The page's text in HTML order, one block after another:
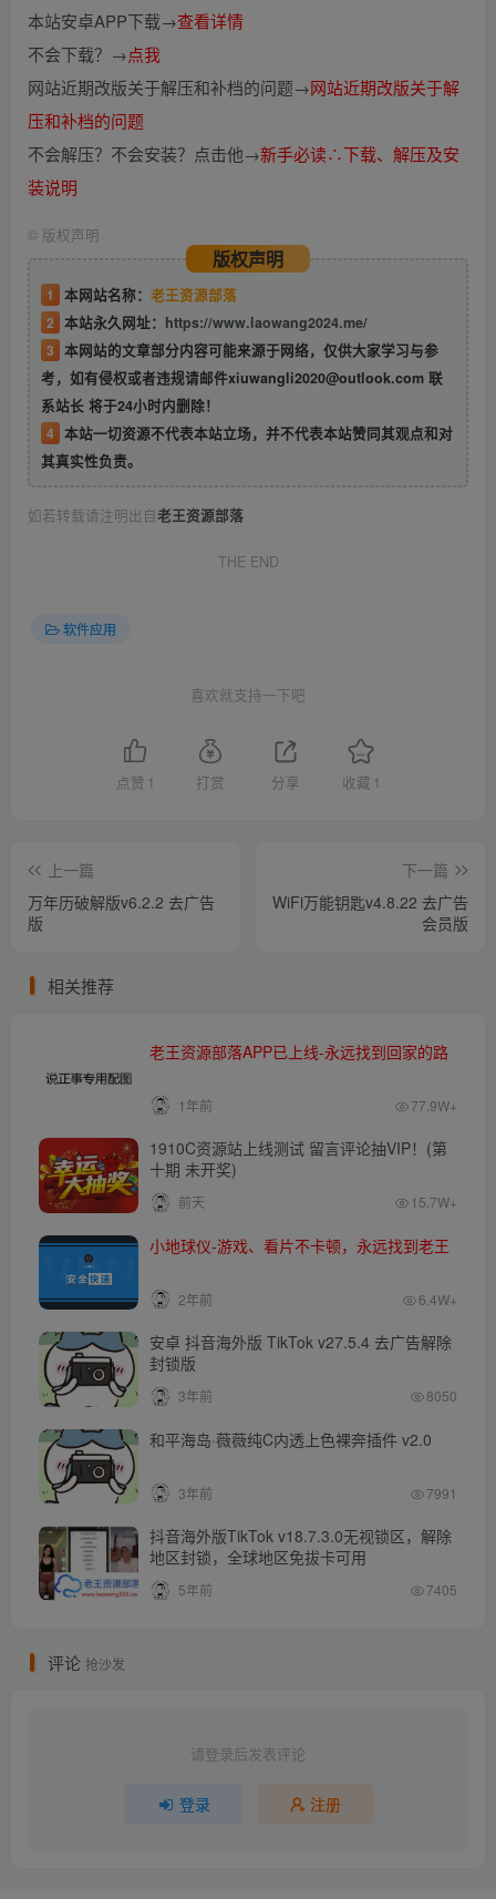
本站安卓APP下载→查看详情
不会下载？→点我
网站近期改版关于解压和补档的问题→网站近期改版关于解
压和补档的问题
不会解压？不会安装？点击他→新手必读∴下载、解压及安
装说明
© 版权声明
版权声明
1 本网站名称： 老王资源部落
2 本站永久网址： https://www.laowang2024.me/
3 本网站的文章部分内容可能来源于网络，仅供大家学习与参
考，如有侵权或者违规请邮件xiuwangli2020@outlook.com 联
系站长 将于24小时内删除！
4 本站一切资源不代表本站立场，并不代表本站赞同其观点和对
其真实性负责。
如若转载请注明出自老王资源部落
THE END
软件应用
喜欢就支持一下吧
点赞 1 打赏 分享 收藏 1
上一篇
万年历破解版v6.2.2 去广告
版
下一篇
WiFi万能钥匙v4.8.22 去广告
会员版
相关推荐
老王资源部落APP已上线-永远找到回家的路
1年前 77.9W+
1910C资源站上线测试 留言评论抽VIP！(第
十期 未开奖)
前天 15.7W+
小地球仪-游戏、看片不卡顿，永远找到老王
2年前 6.4W+
安卓 抖音海外版 TikTok v27.5.4 去广告解除
封锁版
3年前 8050
和平海岛·薇薇纯C内透上色裸奔插件 v2.0
3年前 7991
抖音海外版TikTok v18.7.3.0无视锁区，解除
地区封锁，全球地区免拔卡可用
5年前 7405
评论 抢沙发
请登录后发表评论
登录 注册